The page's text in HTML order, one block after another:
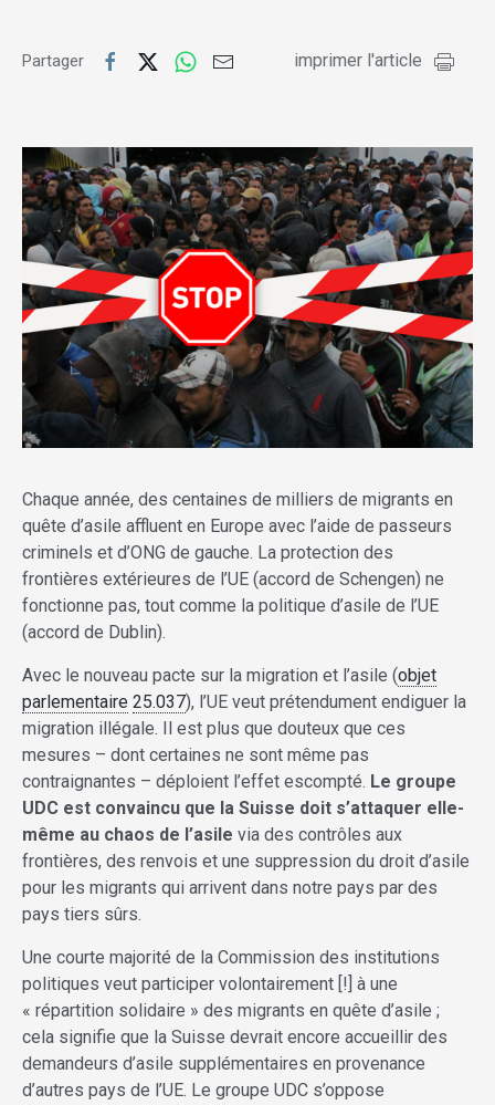
Partager imprimer l'article
Chaque année, des centaines de milliers de migrants en
quête d’asile affluent en Europe avec l’aide de passeurs
criminels et d’ONG de gauche. La protection des
frontières extérieures de l’UE (accord de Schengen) ne
fonctionne pas, tout comme la politique d’asile de l’UE
(accord de Dublin).
Avec le nouveau pacte sur la migration et l’asile (objet
parlementaire 25.037), l’UE veut prétendument endiguer la
migration illégale. Il est plus que douteux que ces
mesures – dont certaines ne sont même pas
contraignantes – déploient l’effet escompté. Le groupe
UDC est convaincu que la Suisse doit s’attaquer elle-
même au chaos de l’asile via des contrôles aux
frontières, des renvois et une suppression du droit d’asile
pour les migrants qui arrivent dans notre pays par des
pays tiers sûrs.
Une courte majorité de la Commission des institutions
politiques veut participer volontairement [!] à une
« répartition solidaire » des migrants en quête d’asile ;
cela signifie que la Suisse devrait encore accueillir des
demandeurs d’asile supplémentaires en provenance
d’autres pays de l’UE. Le groupe UDC s’oppose